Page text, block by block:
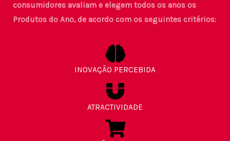
consumidores avaliam e elegem todos os anos os
Produtos do Ano, de acordo com os seguintes critérios:
INOVAÇÃO PERCEBIDA
ATRACTIVIDADE